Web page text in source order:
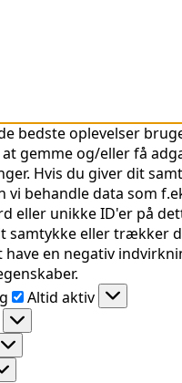
bedste oplevelser
gemme og/eller få
Hvis du giver dit
vi behandle data som
eller unikke ID'er på
samtykke eller trækker
en negativ
Funktionsdygtig
Altid aktiv
Præferencer